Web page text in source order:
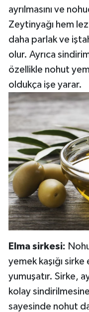
ayrılmasını ve
Zeytinyağı hem
daha parlak ve
olur. Ayrıca
özellikle nohut
oldukça işe yarar.
Elma sirkesi:
yemek kaşığı
yumuşatır. Sirke,
kolay
sayesinde nohut